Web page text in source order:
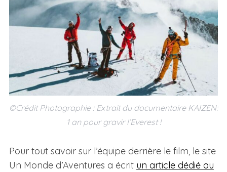
©Crédit Photographie : Extrait du documentaire KAIZEN:
1 an pour gravir l’Everest !
Pour tout savoir sur l’équipe derrière le film, le site
Un Monde d’Aventures a écrit un article dédié au